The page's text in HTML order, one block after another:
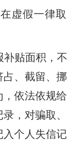
虚假一律取
补贴面积，不
、截留、挪
，依法依规给
，对骗取、
个人失信记